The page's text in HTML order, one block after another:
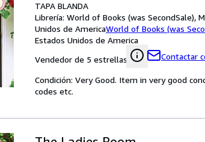
TAPA BLANDA
Librería: World of Books (was SecondSale),
Unidos de AmericaWorld of Books (was
Estados Unidos de America
Vendedor de 5 estrellas
Contactar
Condición: Very Good. Item in very good
codes etc.